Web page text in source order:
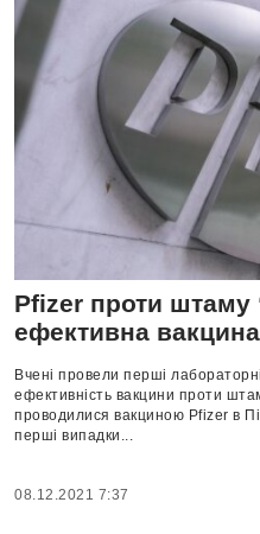
Pfizer проти штаму
ефективна вакцина
Вчені провели перші
ефективність вакцини проти
проводилися вакциною Pfizer в
перші випадки...
08.12.2021 7:37